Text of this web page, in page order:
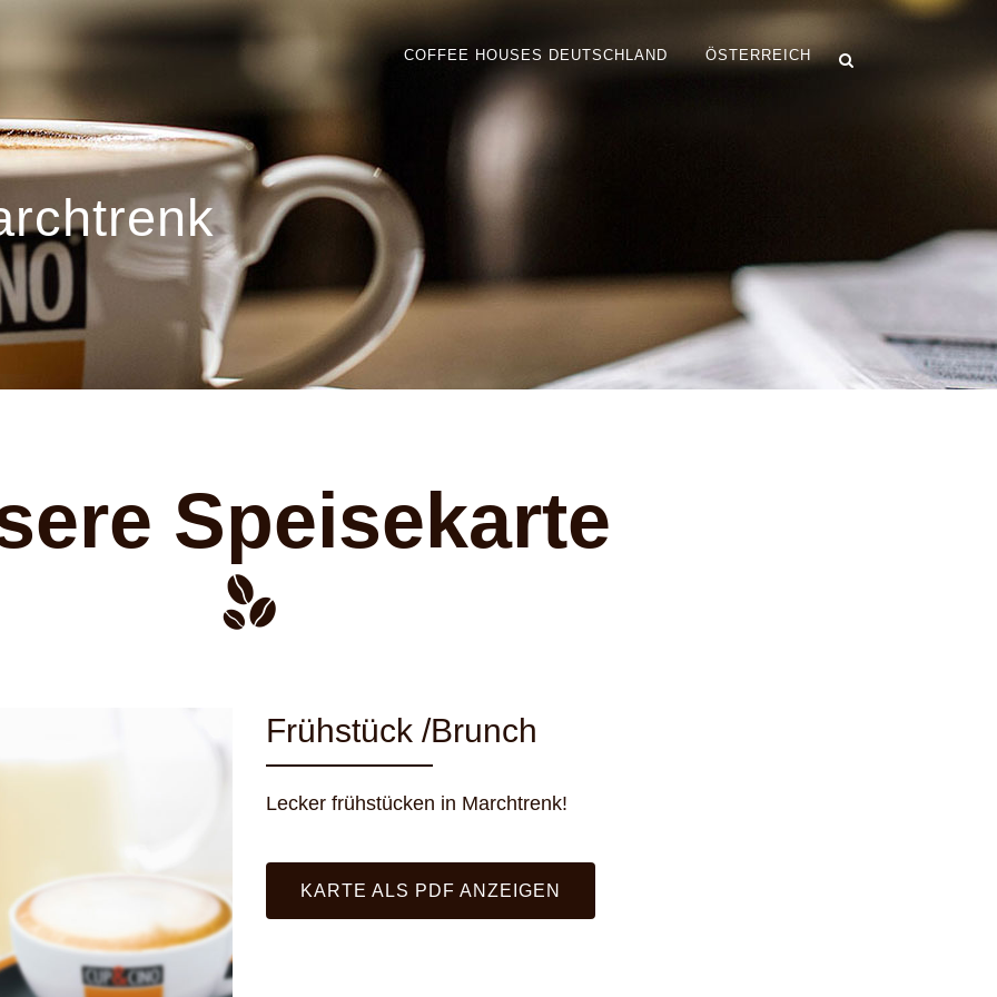
COFFEE HOUSES DEUTSCHLAND ÖSTERREICH
Speisekarte
Frühstück /Brunch
Lecker frühstücken in Marchtrenk!
KARTE ALS PDF ANZEIGEN